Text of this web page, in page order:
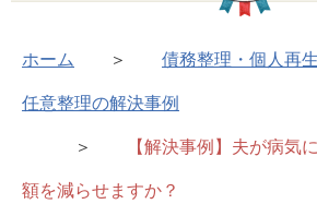
ホーム ＞ 債務整理・個人再
任意整理の解決事例
＞ 【解決事例】夫が病気
額を減らせますか？